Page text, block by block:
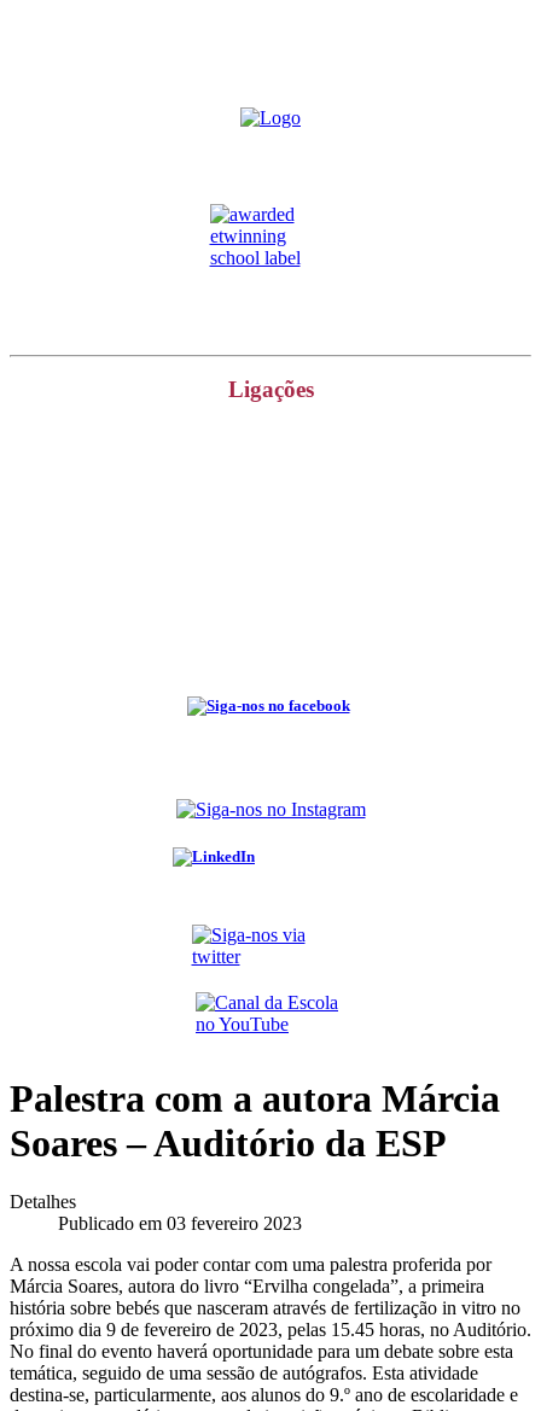
Ligações
Palestra com a autora Márcia
Soares – Auditório da ESP
Detalhes
Publicado em 03 fevereiro 2023
A nossa escola vai poder contar com uma palestra proferida por
Márcia Soares, autora do livro “Ervilha congelada”, a primeira
história sobre bebés que nasceram através de fertilização in vitro no
próximo dia 9 de fevereiro de 2023, pelas 15.45 horas, no Auditório.
No final do evento haverá oportunidade para um debate sobre esta
temática, seguido de uma sessão de autógrafos. Esta atividade
destina-se, particularmente, aos alunos do 9.º ano de escolaridade e